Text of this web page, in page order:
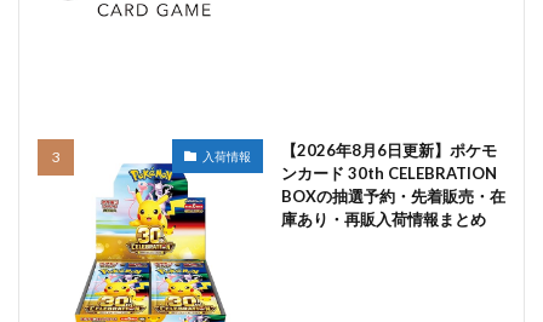
入荷情報
【2026年8月6日更新】ポケモ
ンカード 30th CELEBRATION
BOXの抽選予約・先着販売・在
庫あり・再販入荷情報まとめ